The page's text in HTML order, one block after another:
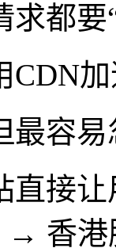
求都要
加
容易
接让
香港